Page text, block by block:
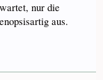
nur die
aus.